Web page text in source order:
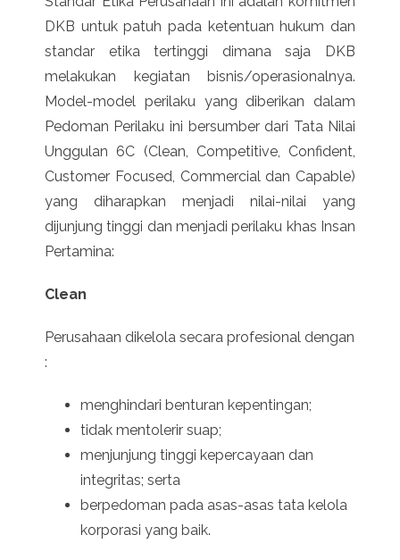
DKB untuk patuh pada ketentuan hukum dan
standar etika tertinggi dimana saja DKB
melakukan kegiatan bisnis/operasionalnya.
Model-model perilaku yang diberikan dalam
Pedoman Perilaku ini bersumber dari Tata Nilai
Unggulan 6C (Clean, Competitive, Confident,
Customer Focused, Commercial dan Capable)
yang diharapkan menjadi nilai-nilai yang
dijunjung tinggi dan menjadi perilaku khas Insan
Pertamina:
Clean
Perusahaan dikelola secara profesional dengan
:
menghindari benturan kepentingan;
tidak mentolerir suap;
menjunjung tinggi kepercayaan dan
integritas; serta
berpedoman pada asas-asas tata kelola
korporasi yang baik.